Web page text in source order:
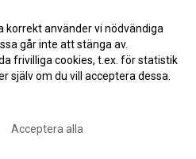
Folkabo 2022-03-24 16:48
2022-03-24 12:27
2022-03-15 08:41
korrekt använder vi nödvändiga
går inte att stänga av.
frivilliga cookies, t.ex. för statistik
själv om du vill acceptera dessa.
Acceptera alla